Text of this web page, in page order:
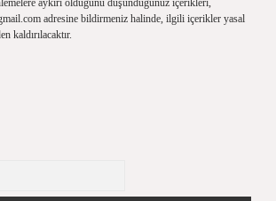
aykırı olduğunu düşündüğünüz içerikleri,
adresine bildirmeniz halinde, ilgili içerikler yasal
kaldırılacaktır.